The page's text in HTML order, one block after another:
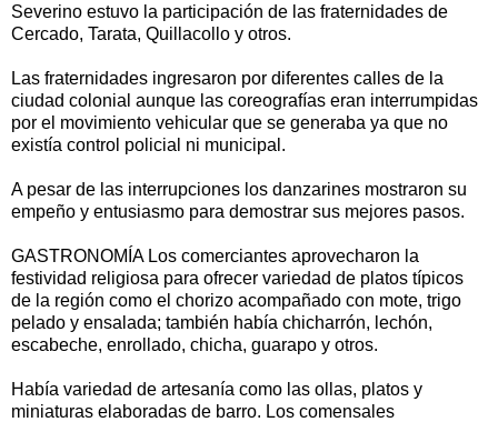
Severino estuvo la participación de las fraternidades de
Cercado, Tarata, Quillacollo y otros.
Las fraternidades ingresaron por diferentes calles de la
ciudad colonial aunque las coreografías eran interrumpidas
por el movimiento vehicular que se generaba ya que no
existía control policial ni municipal.
A pesar de las interrupciones los danzarines mostraron su
empeño y entusiasmo para demostrar sus mejores pasos.
GASTRONOMÍA Los comerciantes aprovecharon la
festividad religiosa para ofrecer variedad de platos típicos
de la región como el chorizo acompañado con mote, trigo
pelado y ensalada; también había chicharrón, lechón,
escabeche, enrollado, chicha, guarapo y otros.
Había variedad de artesanía como las ollas, platos y
miniaturas elaboradas de barro. Los comensales